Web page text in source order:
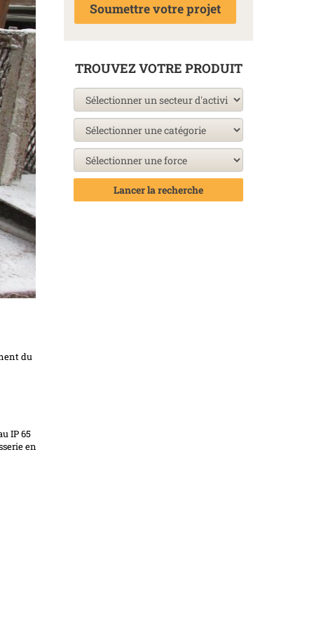
du
IP 65
en
Soumettre votre projet
TROUVEZ VOTRE PRODUIT
Lancer la recherche